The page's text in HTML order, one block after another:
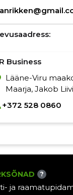
Business
Lääne-Viru
Maarja, Jakob Liivi
+372 528 0860
?
ja